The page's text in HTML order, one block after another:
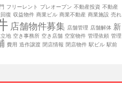
フリーレント プレオープン 不動産投資 不動産
復 収益物件 商業ビル 商業不動産 商業施設 売れ
店舗物件募集 店舗管理 店舗解体 新
地 空き事務所 空き店舗 空室物件 管理依頼 管理
費用 造作譲渡 閉店情報 閉店物件 駅ビル 駅前